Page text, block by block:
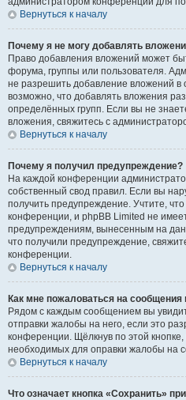
Вернуться к началу
Почему я не могу добавлять
Право добавления вложений может
форума, группы или пользователя.
не разрешить добавление вложений
возможно, что добавлять вложения
определённых групп. Если вы не
вложения, свяжитесь с
Вернуться к началу
Почему я получил предупреждение?
На каждой конференции
собственный свод правил. Если вы
получить предупреждение. Учтите,
конференции, и phpBB Limited не
предупреждениям, вынесенным на
что получили предупреждение,
конференции.
Вернуться к началу
Как мне пожаловаться на сообщения
Рядом с каждым сообщением вы
отправки жалобы на него, если это
конференции. Щёлкнув по этой
необходимых для оправки жалобы на
Вернуться к началу
Что означает кнопка «Сохранить»